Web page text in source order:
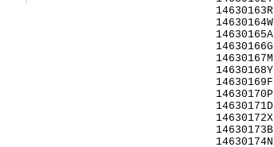
14630163R
14630164W
14630165A
14630166G
14630167M
14630168Y
14630169F
14630170P
14630171D
14630172X
14630173B
14630174N